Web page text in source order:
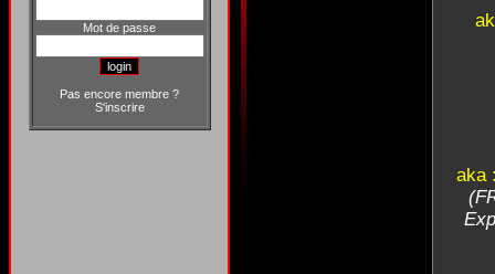
Mot de passe
Pas encore membre ?
S'inscrire
aka